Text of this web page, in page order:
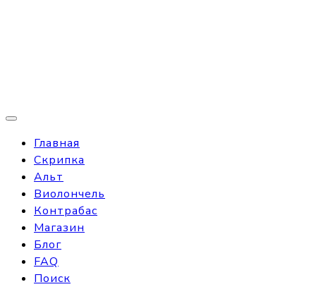
Главная
Скрипка
Альт
Виолончель
Контрабас
Магазин
Блог
FAQ
Поиск